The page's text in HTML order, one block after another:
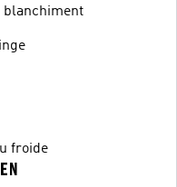
blanchiment
froide